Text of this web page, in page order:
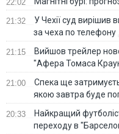
22:02
21:32
У Чехії суд вирішив
за чеха по телефону
21:15
Вийшов трейлер
"Афера Томаса
21:00
Спека ще
якою завтра буде
20:33
Найкращий
переходу в